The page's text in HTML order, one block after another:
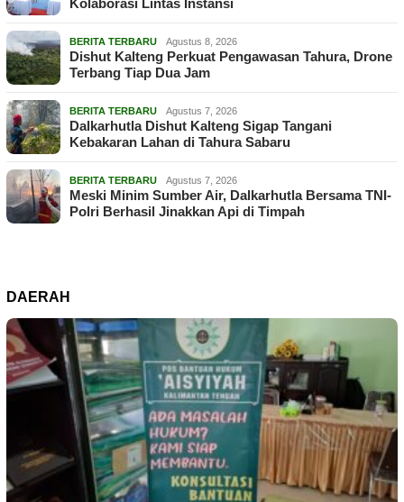
BERITA TERBARU Agustus 8, 2026
Dishut Kalteng Perkuat Pengawasan Tahura, Drone
Terbang Tiap Dua Jam
BERITA TERBARU Agustus 7, 2026
Dalkarhutla Dishut Kalteng Sigap Tangani
Kebakaran Lahan di Tahura Sabaru
BERITA TERBARU Agustus 7, 2026
Meski Minim Sumber Air, Dalkarhutla Bersama TNI-
Polri Berhasil Jinakkan Api di Timpah
DAERAH